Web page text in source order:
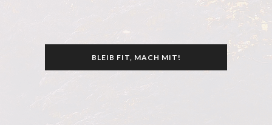
BLEIB FIT, MACH MIT!